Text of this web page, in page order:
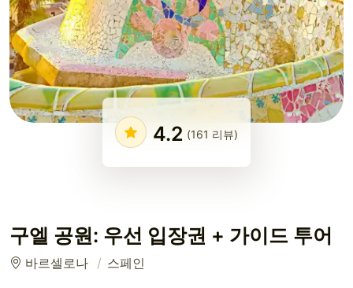
4.2 (161 리뷰)
구엘 공원: 우선 입장권 + 가이드 투어
바르셀로나 스페인